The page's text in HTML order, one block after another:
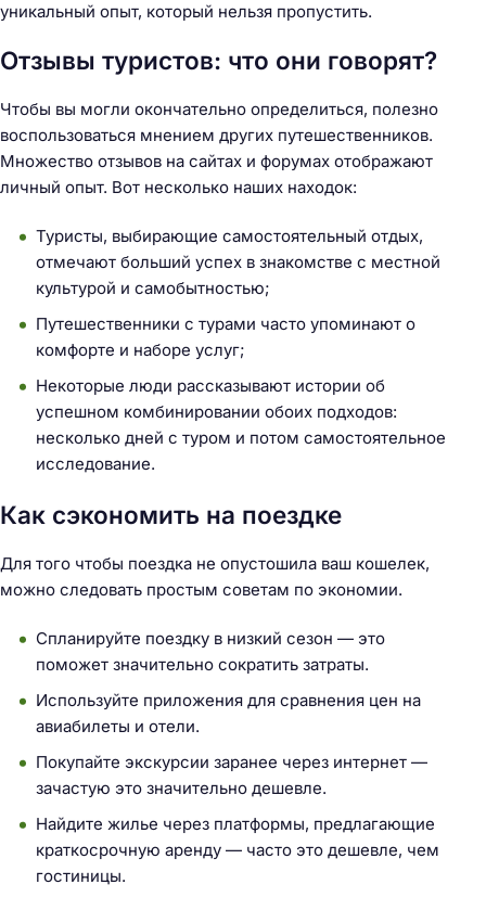
уникальный опыт, который нельзя пропустить.
Отзывы туристов: что они говорят?
Чтобы вы могли окончательно определиться, полезно
воспользоваться мнением других путешественников.
Множество отзывов на сайтах и форумах отображают
личный опыт. Вот несколько наших находок:
Туристы, выбирающие самостоятельный отдых,
отмечают больший успех в знакомстве с местной
культурой и самобытностью;
Путешественники с турами часто упоминают о
комфорте и наборе услуг;
Некоторые люди рассказывают истории об
успешном комбинировании обоих подходов:
несколько дней с туром и потом самостоятельное
исследование.
Как сэкономить на поездке
Для того чтобы поездка не опустошила ваш кошелек,
можно следовать простым советам по экономии.
Спланируйте поездку в низкий сезон — это
поможет значительно сократить затраты.
Используйте приложения для сравнения цен на
авиабилеты и отели.
Покупайте экскурсии заранее через интернет —
зачастую это значительно дешевле.
Найдите жилье через платформы, предлагающие
краткосрочную аренду — часто это дешевле, чем
гостиницы.
Н